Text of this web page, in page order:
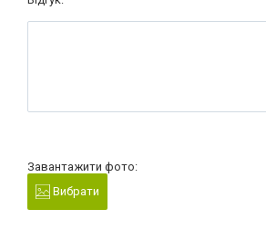
Завантажити фото:
Вибрати